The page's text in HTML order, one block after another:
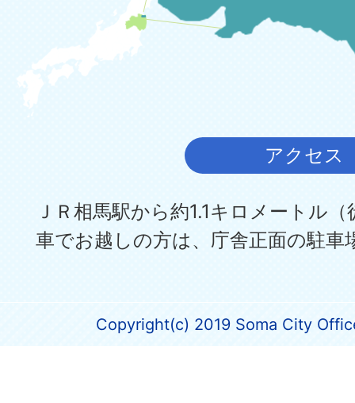
アクセス
ＪＲ相馬駅から約1.1キロメートル
車でお越しの方は、庁舎正面の駐車
Copyright(c) 2019 Soma City